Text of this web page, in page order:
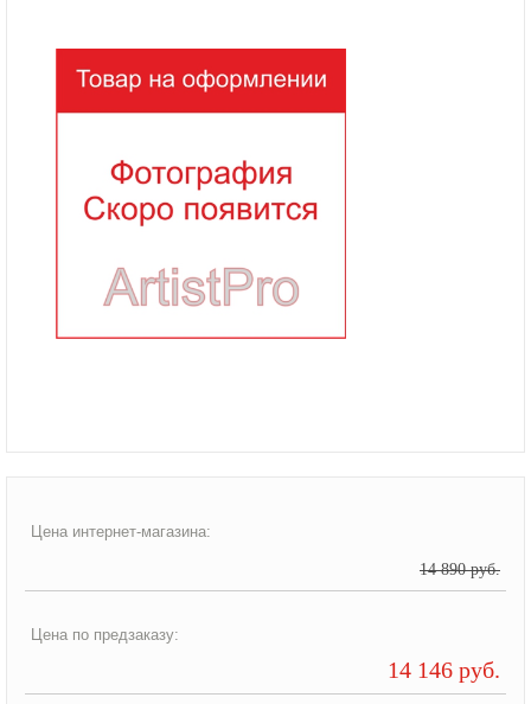
Цена интернет-магазина:
14 890 руб.
Цена по предзаказу:
14 146 руб.